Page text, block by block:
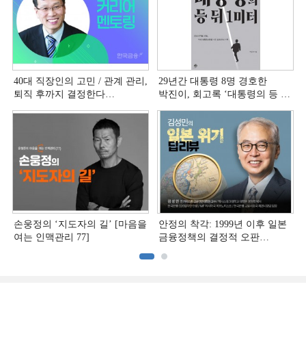
40대 직장인의 고민 / 관계 관리,
퇴직 후까지 결정한다
29년간 대통령 8명 경호한
박진이, 회고록 ‘대통령의 등 뒤
손웅정의 ‘지도자의 길’ [마음을
여는 인맥관리 77]
안정의 착각: 1999년 이후 일본
금융정책의 결정적 오판